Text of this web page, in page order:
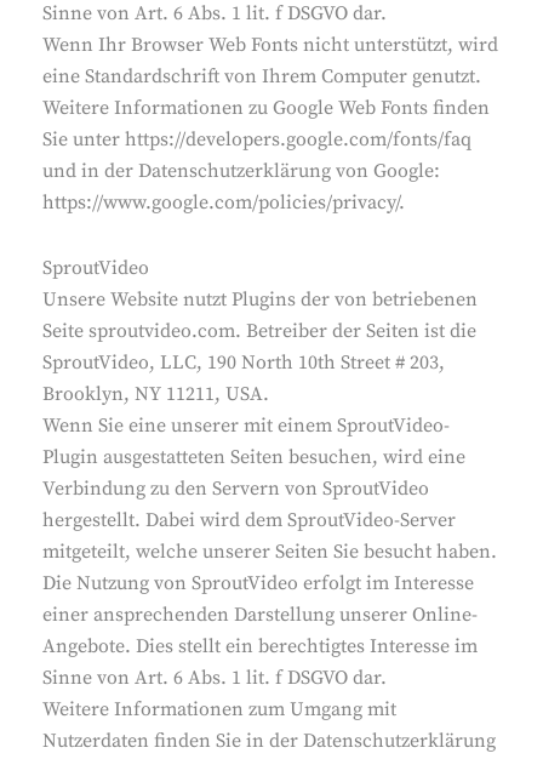
Sinne von Art. 6 Abs. 1 lit. f DSGVO dar.
Wenn Ihr Browser Web Fonts nicht unterstützt, wird
eine Standardschrift von Ihrem Computer genutzt.
Weitere Informationen zu Google Web Fonts finden
Sie unter https://developers.google.com/fonts/faq
und in der Datenschutzerklärung von Google:
https://www.google.com/policies/privacy/.
SproutVideo
Unsere Website nutzt Plugins der von betriebenen
Seite sproutvideo.com. Betreiber der Seiten ist die
SproutVideo, LLC, 190 North 10th Street # 203,
Brooklyn, NY 11211, USA.
Wenn Sie eine unserer mit einem SproutVideo-
Plugin ausgestatteten Seiten besuchen, wird eine
Verbindung zu den Servern von SproutVideo
hergestellt. Dabei wird dem SproutVideo-Server
mitgeteilt, welche unserer Seiten Sie besucht haben.
Die Nutzung von SproutVideo erfolgt im Interesse
einer ansprechenden Darstellung unserer Online-
Angebote. Dies stellt ein berechtigtes Interesse im
Sinne von Art. 6 Abs. 1 lit. f DSGVO dar.
Weitere Informationen zum Umgang mit
Nutzerdaten finden Sie in der Datenschutzerklärung